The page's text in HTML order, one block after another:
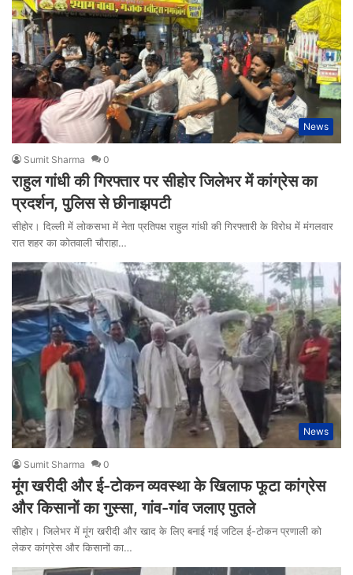
News
Sumit Sharma 0
राहुल गांधी की गिरफ्तार पर सीहोर जिलेभर में कांग्रेस का
प्रदर्शन, पुलिस से छीनाझपटी
सीहोर। दिल्ली में लोकसभा में नेता प्रतिपक्ष राहुल गांधी की गिरफ्तारी के विरोध में मंगलवार
रात शहर का कोतवाली चौराहा…
News
Sumit Sharma 0
मूंग खरीदी और ई-टोकन व्यवस्था के खिलाफ फूटा कांग्रेस
और किसानों का गुस्सा, गांव-गांव जलाए पुतले
सीहोर। जिलेभर में मूंग खरीदी और खाद के लिए बनाई गई जटिल ई-टोकन प्रणाली को
लेकर कांग्रेस और किसानों का…